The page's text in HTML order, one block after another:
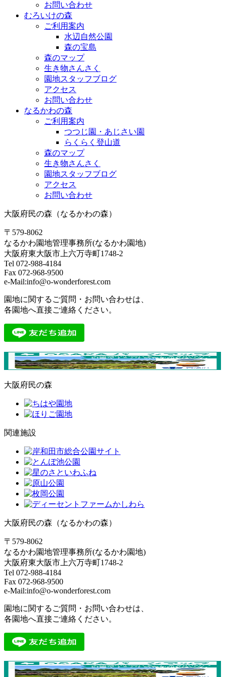
お問い合わせ
むろいけの森
ご利用案内
水辺自然公園
森の宝島
森のマップ
生き物さんさく
園地スタッフブログ
アクセス
お問い合わせ
なるかわの森
ご利用案内
つつじ園・あじさい園
らくらく登山道
森のマップ
生き物さんさく
園地スタッフブログ
アクセス
お問い合わせ
大阪府民の森（なるかわの森）
〒579-8062
なるかわ園地管理事務所(なるかわ園地)
大阪府東大阪市上六万寺町1748-2
Tel 072-988-4184
Fax 072-968-9500
e-Mail:info@o-wonderforest.com
園地に関するご質問・お問い合わせは、
各園地へ直接ご連絡ください。
大阪府民の森
関連施設
大阪府民の森（なるかわの森）
〒579-8062
なるかわ園地管理事務所(なるかわ園地)
大阪府東大阪市上六万寺町1748-2
Tel 072-988-4184
Fax 072-968-9500
e-Mail:info@o-wonderforest.com
園地に関するご質問・お問い合わせは、
各園地へ直接ご連絡ください。